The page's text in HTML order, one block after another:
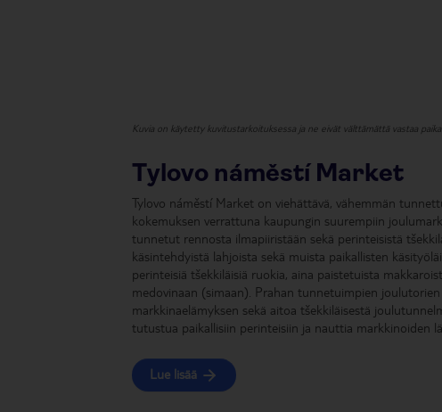
Kuvia on käytetty kuvitustarkoituksessa ja ne eivät välttämättä vastaa
Tylovo náměstí Market
Tylovo náměstí Market on viehättävä, vähemmän
kokemuksen verrattuna kaupungin suurempiin
tunnetut rennosta ilmapiiristään sekä perinteisistä
käsintehdyistä lahjoista sekä muista paikallisten
perinteisiä tšekkiläisiä ruokia, aina paistetuista
medovinaan (simaan). Prahan tunnetuimpien
markkinaelämyksen sekä aitoa tšekkiläisestä
tutustua paikallisiin perinteisiin ja nauttia markkinoiden
Lue lisää